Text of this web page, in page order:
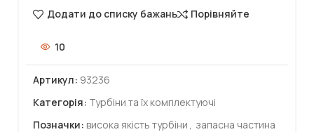
Додати до списку бажань
Порівняйте
10
Артикул: 93236
Категорія: Турбіни та їх комплектуючі
Позначки: висока якість турбіни , запасна частина